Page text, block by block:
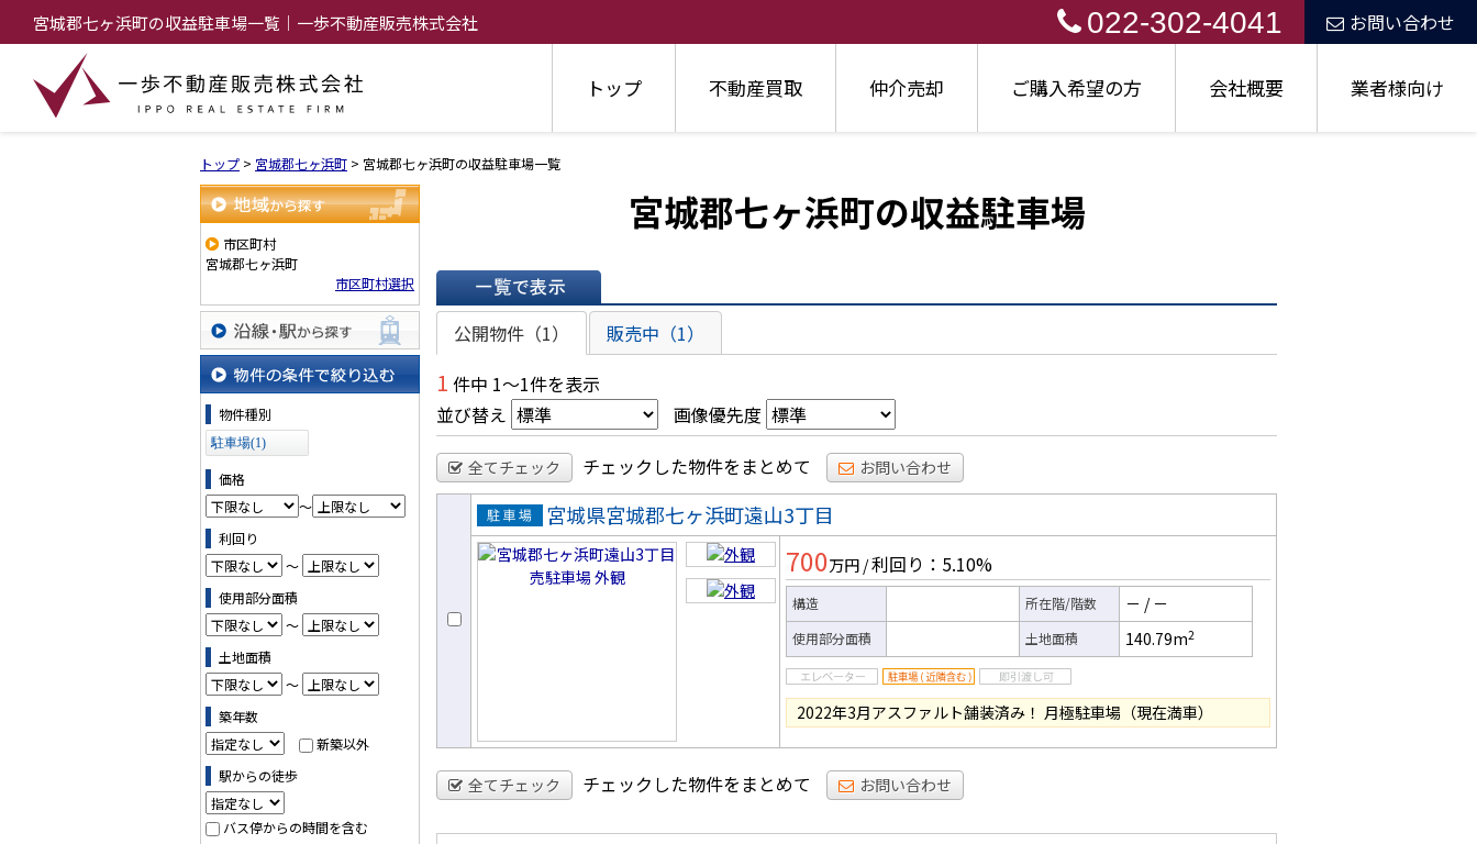
宮城郡七ヶ浜町の収益駐車場一覧｜一歩不動産販売株式会社 022-302-4041 お問い合わせ
トップ 不動産買取 仲介売却 ご購入希望の方 会社概要 業者様向け
トップ > 宮城郡七ヶ浜町 > 宮城郡七ヶ浜町の収益駐車場一覧
地域から探す
市区町村
宮城郡七ヶ浜町
市区町村選択
沿線・駅から探す
物件の条件で絞り込む
物件種別
駐車場(1)
価格
～
利回り
～
使用部分面積
～
土地面積
～
築年数
新築以外
駅からの徒歩
バス停からの時間を含む
宮城郡七ヶ浜町の収益駐車場
一覧で表示
公開物件（1） 販売中（1）
1 件中 1～1件を表示
並び替え
画像優先度
全てチェック チェックした物件をまとめて お問い合わせ
売駐車場
宮城県宮城郡七ヶ浜町遠山3丁目
700万円 /利回り：5.10%
構造 所在階/階数 － /－
使用部分面積 土地面積 140.79m2
2022年3月アスファルト舗装済み！ 月極駐車場（現在満車）
全てチェック チェックした物件をまとめて お問い合わせ